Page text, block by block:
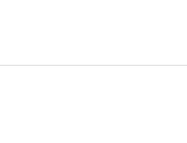
fondamentale (Théorie,
profité pour enrichir leur
à un éditeur. Enfin,
lors de consultations